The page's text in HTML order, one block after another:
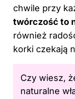
chwile przy
twórczość to
również
korki czekają
Czy wiesz,
naturalne